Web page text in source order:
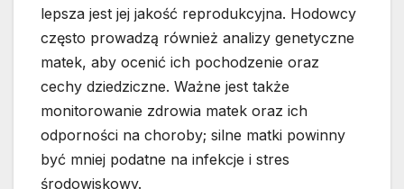
lepsza jest jej jakość reprodukcyjna. Hodowcy
często prowadzą również analizy genetyczne
matek, aby ocenić ich pochodzenie oraz
cechy dziedziczne. Ważne jest także
monitorowanie zdrowia matek oraz ich
odporności na choroby; silne matki powinny
być mniej podatne na infekcje i stres
środowiskowy.